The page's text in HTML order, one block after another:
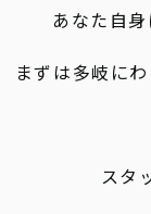
あなた自
まずは多岐に
スタ